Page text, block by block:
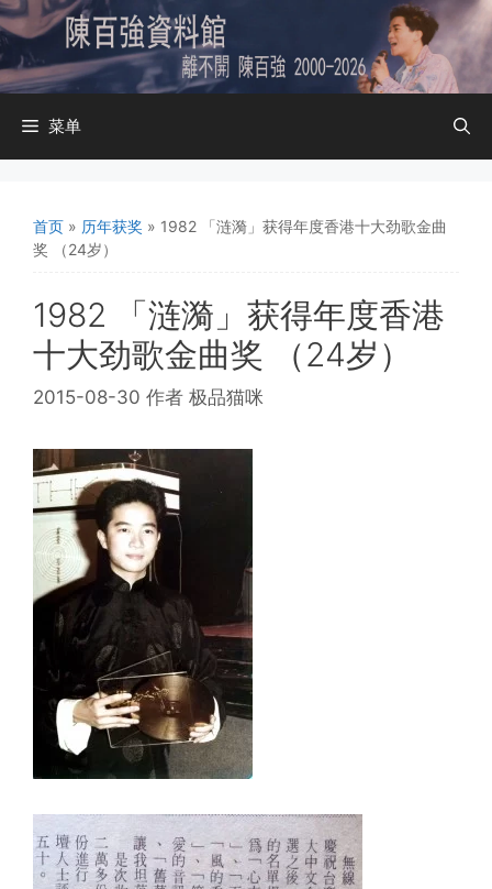
跳
至
内
容
菜单
首页 » 历年获奖 » 1982 「涟漪」获得年度香港十大劲歌金曲
奖 （24岁）
1982 「涟漪」获得年度香港
十大劲歌金曲奖 （24岁）
2015-08-30 作者 极品猫咪